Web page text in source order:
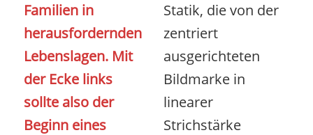
Familien in
herausfordernden
Lebenslagen. Mit
der Ecke links
sollte also der
Beginn eines
Statik, die von der
zentriert
ausgerichteten
Bildmarke in
linearer
Strichstärke